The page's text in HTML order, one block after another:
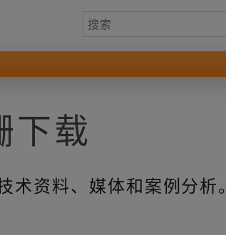
下载
资料、媒体和案例分析。